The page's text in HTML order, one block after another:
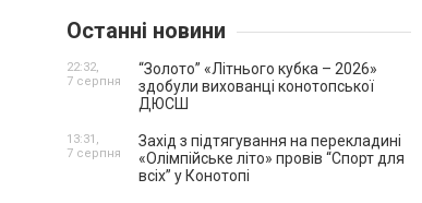
Останні новини
“Золото” «Літнього кубка – 2026»
здобули вихованці конотопської
ДЮСШ
22:32,
7 серпня
Захід з підтягування на перекладині
«Олімпійське літо» провів “Спорт для
всіх” у Конотопі
13:31,
7 серпня